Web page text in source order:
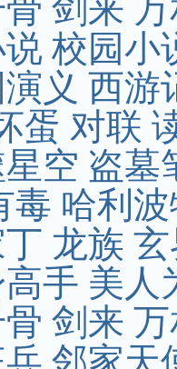
剑来
校园小
义 西游
蛋 对联
空 盗墓
毒 哈利
龙族
手 美人
剑来